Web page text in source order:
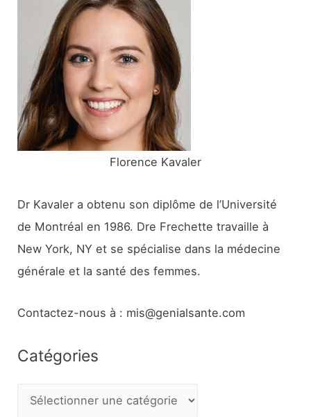
:
Florence Kavaler
Dr Kavaler a obtenu son diplôme de l’Université
de Montréal en 1986. Dre Frechette travaille à
New York, NY et se spécialise dans la médecine
générale et la santé des femmes.
Contactez-nous à : mis@genialsante.com
Catégories